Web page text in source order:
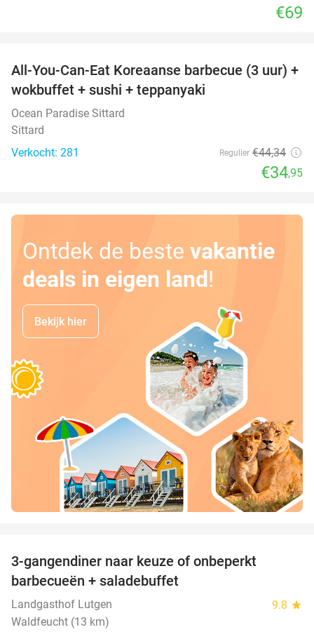
€69
21%
All-You-Can-Eat Koreaanse barbecue (3 uur) +
wokbuffet + sushi + teppanyaki
Ocean Paradise Sittard
Sittard
Verkocht: 281
Regulier €44,34
€34,95
Ontdek de beste vakantie
deals in eigen land!
Bekijk hier
3-gangendiner naar keuze of onbeperkt
barbecueën + saladebuffet
Landgasthof Lutgen 9.8 star
Waldfeucht (13 km)